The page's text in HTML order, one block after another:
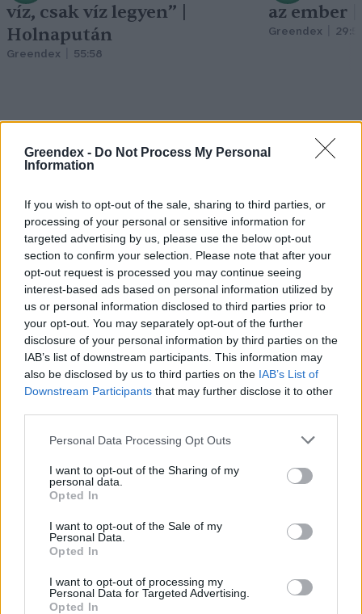
Greendex - Do Not Process My Personal
Information
If you wish to opt-out of the sale, sharing to third parties, or
processing of your personal or sensitive information for
targeted advertising by us, please use the below opt-out
section to confirm your selection. Please note that after your
opt-out request is processed you may continue seeing
interest-based ads based on personal information utilized by
us or personal information disclosed to third parties prior to
your opt-out. You may separately opt-out of the further
disclosure of your personal information by third parties on the
IAB’s list of downstream participants. This information may
also be disclosed by us to third parties on the IAB’s List of
Downstream Participants that may further disclose it to other
Personal Data Processing Opt Outs
I want to opt-out of the Sharing of my
personal data.
Opted In
I want to opt-out of the Sale of my
Personal Data.
Opted In
I want to opt-out of processing my
Personal Data for Targeted Advertising.
Opted In
víz, csak víz legyen” |
Holnapután
Greendex 55:58
az ember
Greendex
Nem csak növényrajongóknak!
érdemes meglátogatni
ÉLŐ BOLYGÓNK Granát-Galló Tímea 5 perc